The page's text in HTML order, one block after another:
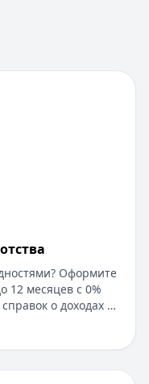
банкротства
Оформите
12 месяцев с 0%
о доходах и
Получите деньги
сервисы.